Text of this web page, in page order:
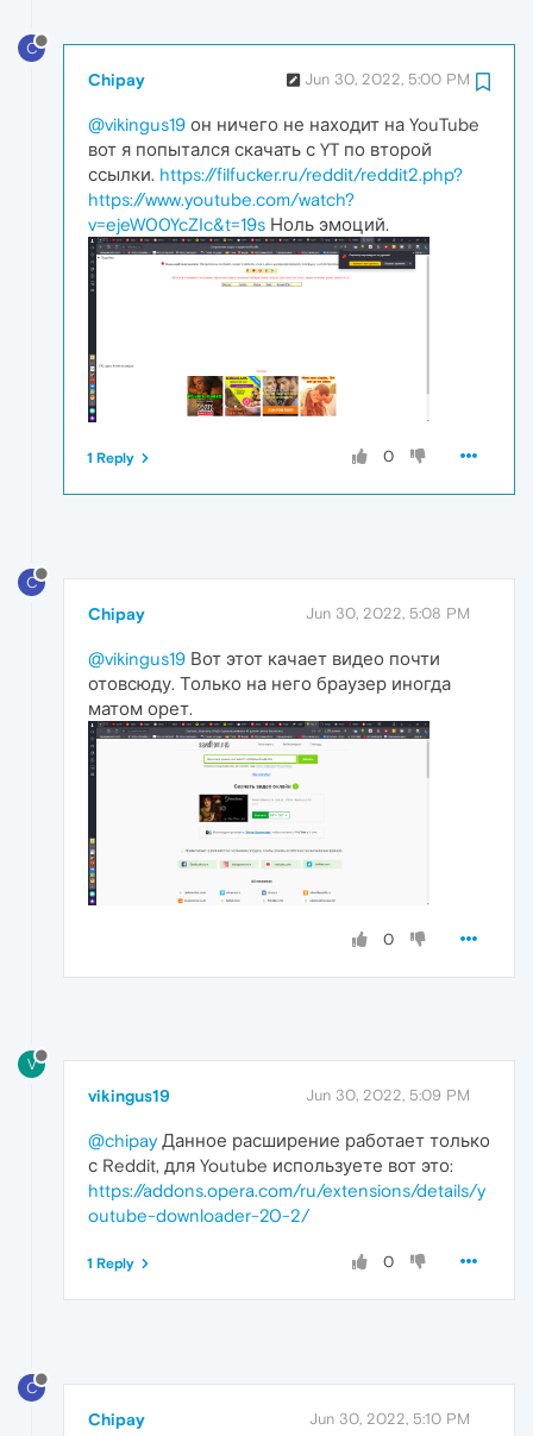
C
Chipay Jun 30, 2022, 5:00 PM
@vikingus19 он ничего не находит на YouTube
вот я попытался скачать с YT по второй
ссылки. https://filfucker.ru/reddit/reddit2.php?
https://www.youtube.com/watch?
v=ejeW00YcZIc&t=19s Ноль эмоций.
0
1 Reply
C
Chipay Jun 30, 2022, 5:08 PM
@vikingus19 Вот этот качает видео почти
отовсюду. Только на него браузер иногда
матом орет.
0
V
vikingus19 Jun 30, 2022, 5:09 PM
@chipayДанное расширение работает только
с Reddit, для Youtube используете вот это:
https://addons.opera.com/ru/extensions/details/y
outube-downloader-20-2/
0
1 Reply
C
Chipay Jun 30, 2022, 5:10 PM